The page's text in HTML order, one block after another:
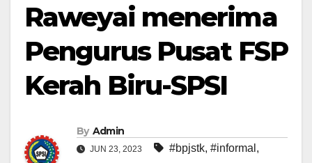
Raweyai menerima
Pengurus Pusat FSP
Kerah Biru-SPSI
By Admin
JUN 23, 2023 #bpjstk, #informal ,